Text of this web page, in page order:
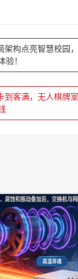
架构点亮智慧校园
验！
到客满，无人棋牌